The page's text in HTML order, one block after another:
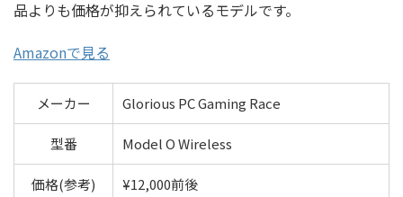
品よりも価格が抑えられているモデルです。
Amazonで見る
メーカー Glorious PC Gaming Race
型番 Model O Wireless
価格(参考) ¥12,000前後